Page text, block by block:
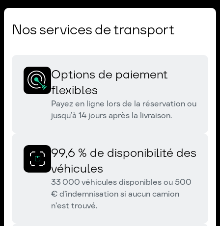
Nos services de transport
Options de paiement
flexibles
Payez en ligne lors de la réservation ou
jusqu’à 14 jours après la livraison.
99,6 % de disponibilité des
véhicules
33 000 véhicules disponibles ou 500
€ d’indemnisation si aucun camion
n’est trouvé.